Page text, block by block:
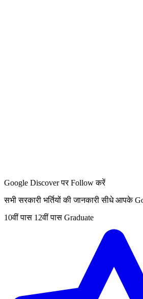
Google Discover पर Follow करें
सभी सरकारी भर्तियों की जानकारी सीधे आपके
10वीं पास 12वीं पास Graduate